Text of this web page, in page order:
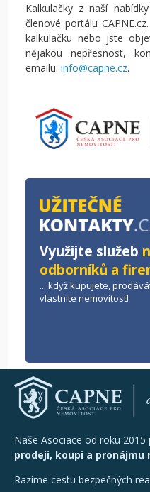
Kalkulačky z naší
členové portálu
kalkulačku nebo jste
nějakou nepřesnost,
emailu:info@capne.cz.
Využijte služeb
odborníků a
... když kupujete,
vlastníte nemovitost!
Naše Asociace od roku 2015
prodeji, koupi a
Razíme cestu bezpečných